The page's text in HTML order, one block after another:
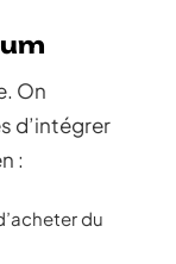
On
d’intégrer
:
du